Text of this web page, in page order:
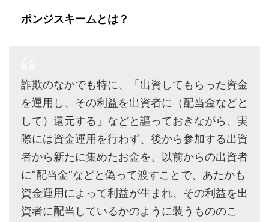
ポンジスキームとは？
詐欺のなかでも特に、「出資してもらった資金
を運用し、その利益を出資者に（配当金などと
して）還元する」などと謳っておきながら、実
際には資金運用を行わず、後から参加する出資
者から新たに集めたお金を、以前からの出資者
に“配当金”などと偽って渡すことで、あたかも
資金運用によって利益が生まれ、その利益を出
資者に配当しているかのように装うもののこ